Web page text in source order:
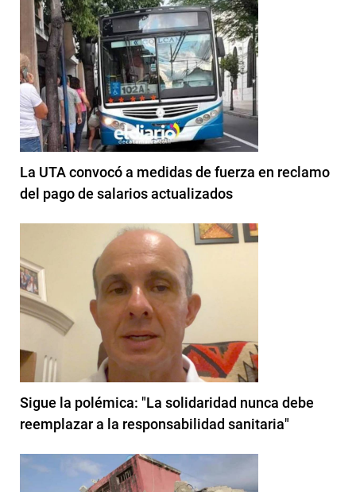
La UTA convocó a medidas de fuerza en reclamo
del pago de salarios actualizados
Sigue la polémica: "La solidaridad nunca debe
reemplazar a la responsabilidad sanitaria"